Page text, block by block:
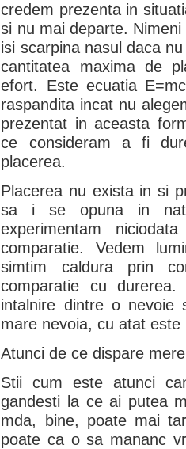
credem prezenta in
si nu mai departe.
isi scarpina nasul daca
cantitatea maxima de
efort. Este ecuatia
raspandita incat nu
prezentat in aceasta
ce consideram a fi
placerea.
Placerea nu exista in si
sa i se opuna in
experimentam
comparatie. Vedem
simtim caldura prin
comparatie cu
intalnire dintre o
mare nevoia, cu atat
Atunci de ce dispare
Stii cum este atunci
gandesti la ce ai putea
mda, bine, poate mai
poate ca o sa mananc